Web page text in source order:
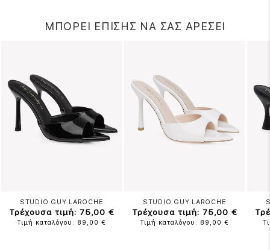
ΜΠΟΡΕΙ ΕΠΙΣΗΣ ΝΑ ΣΑΣ ΑΡΕΣΕΙ
STUDIO GUY LAROCHE
Τρέχουσα τιμή: 75,00 €
Τιμή καταλόγου: 89,00 €
STUDIO GUY LAROCHE
Τρέχουσα τιμή: 75,00 €
Τιμή καταλόγου: 89,00 €